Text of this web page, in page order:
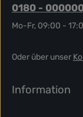
0180 -
Mo-Fr, 09:00 -
Oder über unser
Information